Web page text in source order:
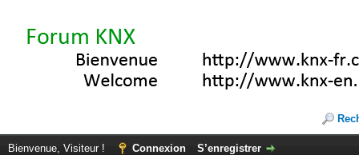
Bienvenue, Visiteur ! Connexion S’enregistrer